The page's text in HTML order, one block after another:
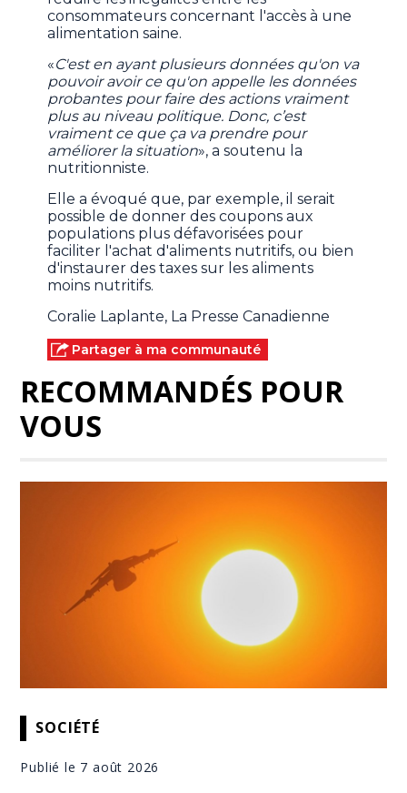
consommateurs concernant l'accès à une
alimentation saine.
«C'est en ayant plusieurs données qu'on va
pouvoir avoir ce qu'on appelle les données
probantes pour faire des actions vraiment
plus au niveau politique. Donc, c’est
vraiment ce que ça va prendre pour
améliorer la situation», a soutenu la
nutritionniste.
Elle a évoqué que, par exemple, il serait
possible de donner des coupons aux
populations plus défavorisées pour
faciliter l'achat d'aliments nutritifs, ou bien
d'instaurer des taxes sur les aliments
moins nutritifs.
Coralie Laplante, La Presse Canadienne
Partager à ma communauté
RECOMMANDÉS POUR
VOUS
SOCIÉTÉ
Publié le 7 août 2026